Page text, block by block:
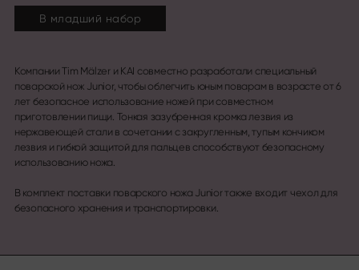
В младший набор
Компании Tim Mälzer и KAI совместно разработали специальный
поварской нож Junior, чтобы облегчить юным поварам в возрасте от 6
лет безопасное использование ножей при совместном
приготовлении пищи. Тонкая зазубренная кромка лезвия из
нержавеющей стали в сочетании с закругленным, тупым кончиком
лезвия и гибкой защитой для пальцев способствуют безопасному
использованию ножа.
В комплект поставки поварского ножа Junior также входит чехол для
безопасного хранения и транспортировки.